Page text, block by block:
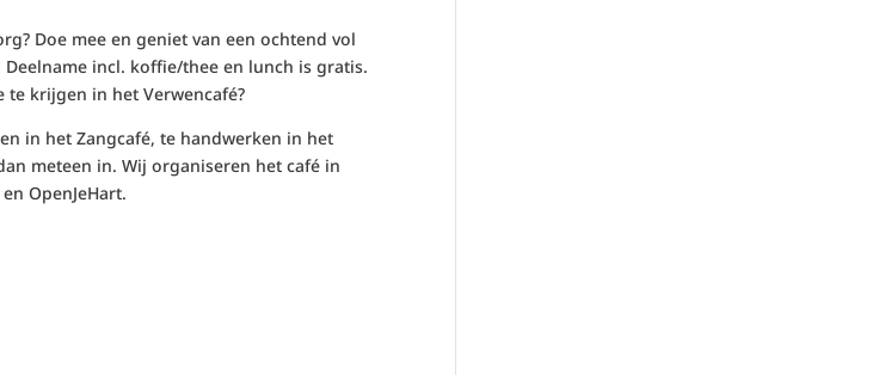
Doe mee en geniet van een ochtend vol
incl. koffie/thee en lunch is gratis.
te krijgen in het Verwencafé?
in het Zangcafé, te handwerken in het
meteen in. Wij organiseren het café in
OpenJeHart.